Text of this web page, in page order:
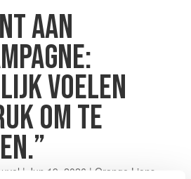
AAN
VOELEN
OM TE
| Jun 19, 2026 | Orange Lions